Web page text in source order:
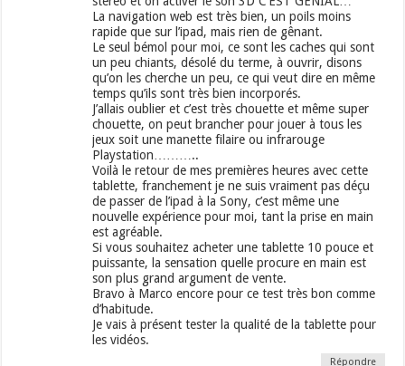
La navigation web est très bien, un poils moins
rapide que sur l’ipad, mais rien de gênant.
Le seul bémol pour moi, ce sont les caches qui sont
un peu chiants, désolé du terme, à ouvrir, disons
qu’on les cherche un peu, ce qui veut dire en même
temps qu’ils sont très bien incorporés.
J’allais oublier et c’est très chouette et même super
chouette, on peut brancher pour jouer à tous les
jeux soit une manette filaire ou infrarouge
Playstation………..
Voilà le retour de mes premières heures avec cette
tablette, franchement je ne suis vraiment pas déçu
de passer de l’ipad à la Sony, c’est même une
nouvelle expérience pour moi, tant la prise en main
est agréable.
Si vous souhaitez acheter une tablette 10 pouce et
puissante, la sensation quelle procure en main est
son plus grand argument de vente.
Bravo à Marco encore pour ce test très bon comme
d’habitude.
Je vais à présent tester la qualité de la tablette pour
les vidéos.
Répondre